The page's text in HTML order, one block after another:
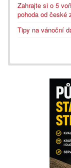
Zahrajte si o 5
pohoda od české
Tipy na vánoční